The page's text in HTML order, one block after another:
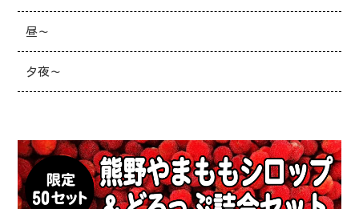
昼～
夕夜～